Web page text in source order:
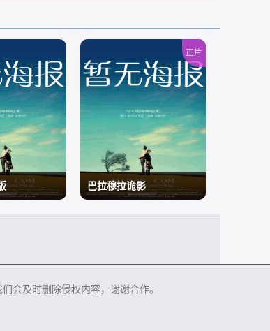
巴拉穆拉诡影
正片
会及时删除侵权内容，谢谢合作。